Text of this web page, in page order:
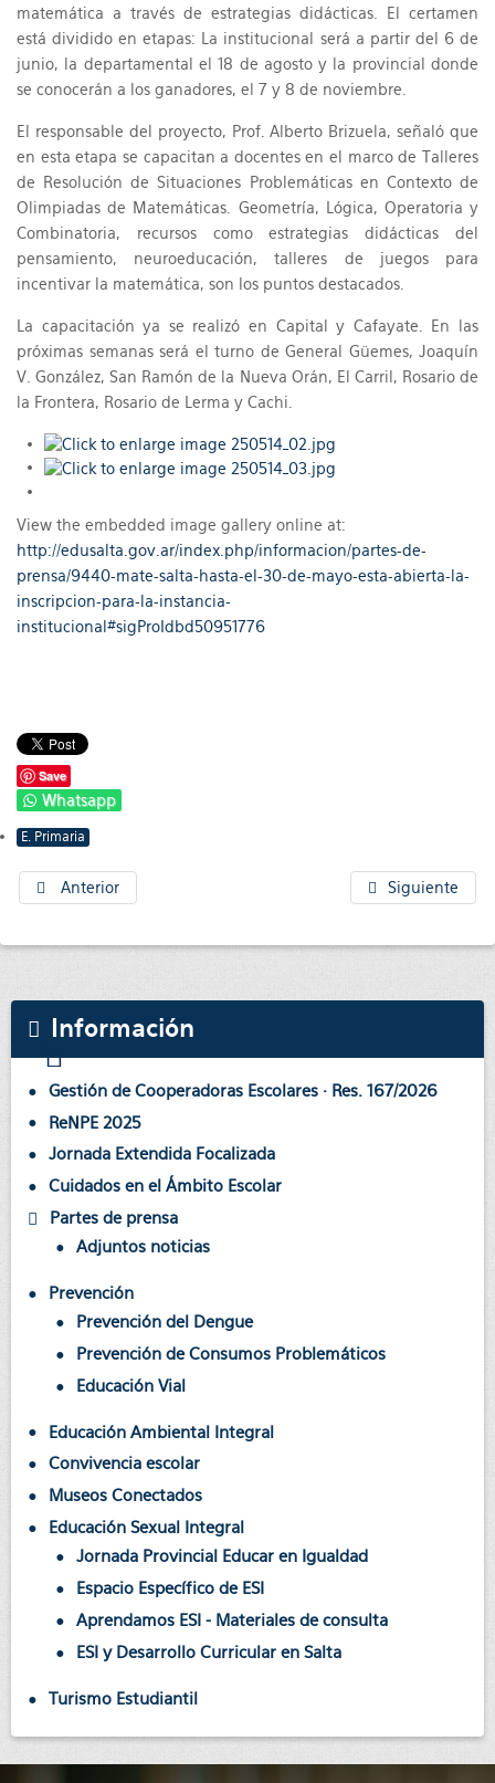
matemática a través de estrategias didácticas. El certamen
está dividido en etapas: La institucional será a partir del 6 de
junio, la departamental el 18 de agosto y la provincial donde
se conocerán a los ganadores, el 7 y 8 de noviembre.
El responsable del proyecto, Prof. Alberto Brizuela, señaló que
en esta etapa se capacitan a docentes en el marco de Talleres
de Resolución de Situaciones Problemáticas en Contexto de
Olimpiadas de Matemáticas. Geometría, Lógica, Operatoria y
Combinatoria, recursos como estrategias didácticas del
pensamiento, neuroeducación, talleres de juegos para
incentivar la matemática, son los puntos destacados.
La capacitación ya se realizó en Capital y Cafayate. En las
próximas semanas será el turno de General Güemes, Joaquín
V. González, San Ramón de la Nueva Orán, El Carril, Rosario de
la Frontera, Rosario de Lerma y Cachi.
View the embedded image gallery online at:
http://edusalta.gov.ar/index.php/informacion/partes-de-
prensa/9440-mate-salta-hasta-el-30-de-mayo-esta-abierta-la-
inscripcion-para-la-instancia-
institucional#sigProIdbd50951776
Save
Whatsapp
E. Primaria
Anterior Siguiente
Información
Gestión de Cooperadoras Escolares · Res. 167/2026
ReNPE 2025
Jornada Extendida Focalizada
Cuidados en el Ámbito Escolar
Partes de prensa
Adjuntos noticias
Prevención
Prevención del Dengue
Prevención de Consumos Problemáticos
Educación Vial
Educación Ambiental Integral
Convivencia escolar
Museos Conectados
Educación Sexual Integral
Jornada Provincial Educar en Igualdad
Espacio Específico de ESI
Aprendamos ESI - Materiales de consulta
ESI y Desarrollo Curricular en Salta
Turismo Estudiantil